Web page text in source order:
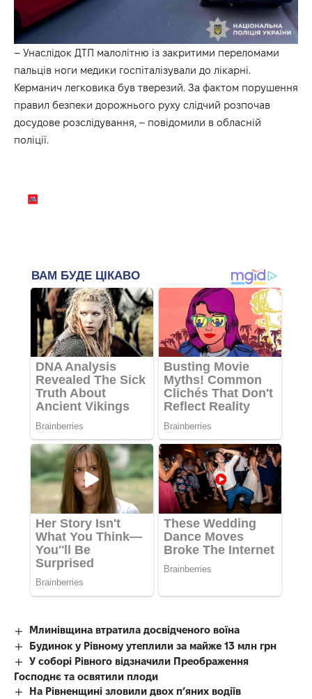
– Унаслідок ДТП малолітню із закритими переломами
пальців ноги медики госпіталізували до лікарні.
Керманич легковика був тверезий. За фактом порушення
правил безпеки дорожнього руху слідчий розпочав
досудове розслідування, – повідомили в обласній
поліції.
Млинівщина втратила досвідченого воїна
Будинок у Рівному утеплили за майже 13 млн грн
У соборі Рівного відзначили Преображення
Господнє та освятили плоди
На Рівненщині зловили двох п’яних водіїв